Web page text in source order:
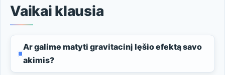
Vaikai klausia
Ar galime matyti gravitacinį lęšio efektą savo
akimis?